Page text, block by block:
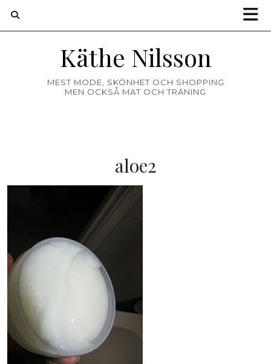
Käthe Nilsson
MEST MODE, SKÖNHET OCH SHOPPING
MEN OCKSÅ MAT OCH TRÄNING
aloe2